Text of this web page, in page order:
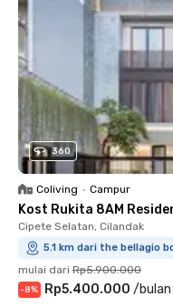
360
Coliving • Campur
Kost Rukita 8AM
Cipete Selatan, Cilandak
5.1 km dari the bellagio
mulai dari Rp5.900.000
-8% Rp5.400.000 /bulan